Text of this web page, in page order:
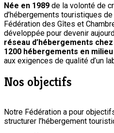
Née en 1989 de la volonté de
d’hébergements touristiques
Fédération des Gîtes et
développée pour devenir
réseau d’hébergements
1200 hébergements en
aux exigences de qualité d’un
Nos objectifs
Notre Fédération a pour
structurer l’hébergement